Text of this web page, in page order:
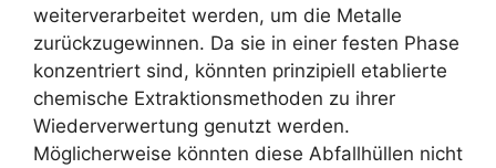
weiterverarbeitet werden, um die Metalle
zurückzugewinnen. Da sie in einer festen Phase
konzentriert sind, könnten prinzipiell etablierte
chemische Extraktionsmethoden zu ihrer
Wiederverwertung genutzt werden.
Möglicherweise könnten diese Abfallhüllen nicht